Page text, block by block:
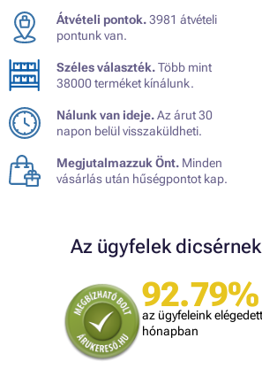
Átvételi pontok.3981 átvételi
pontunk van.
Széles választék.Több mint
38000 terméket kínálunk.
Nálunk van ideje.Az árut 30
napon belül visszaküldheti.
Megjutalmazzuk Önt. Minden
vásárlás után hűségpontot kap.
Az ügyfelek
92.79%
az ügyfeleink
hónapban